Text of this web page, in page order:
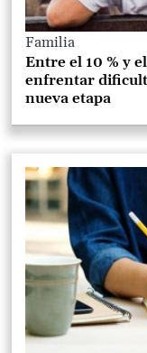
Familia
Entre el 10 % y
enfrentar
nueva etapa